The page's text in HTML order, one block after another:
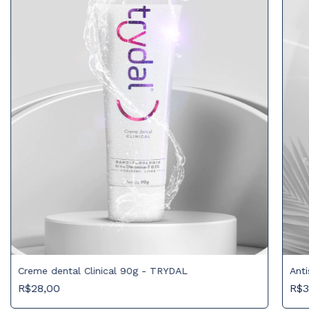
Creme dental Clinical 90g - TRYDAL
R$28,00